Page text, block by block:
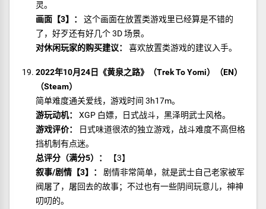
灵。
画面【3】：
这个画面在放置类游戏里已经算是不错的
了，好歹还有好几个 3D 场景。
对休闲玩家的购买建议：
喜欢放置类游戏的建议入手。
2022年10月24日《黄泉之路》（Trek To Yomi）（EN）
（Steam）
简单难度通关爱线，游戏时间 3h17m。
游玩动机：
XGP 白嫖，日式战斗，黑泽明武士风格。
游戏评价：
日式味道很浓的独立游戏，战斗难度不高但格
挡机制有点迷。
总评分（满分5）：
【3】
叙事/剧情【3】：
剧情非常简单，就是武士自己老家被军
阀屠了，屠回去的故事；不过也有一些阴间玩意儿，神神
叨叨的。